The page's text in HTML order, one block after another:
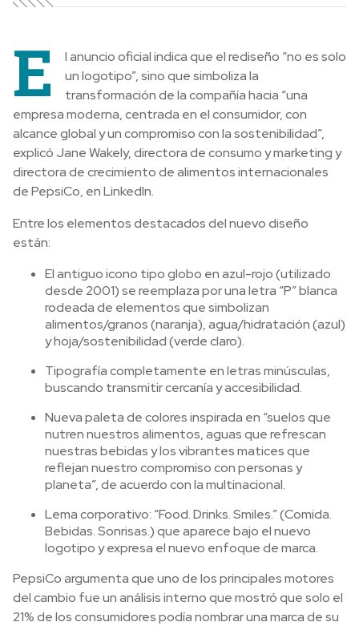
E
l anuncio oficial indica que el rediseño “no es solo
un logotipo”, sino que simboliza la
transformación de la compañía hacia “una
empresa moderna, centrada en el consumidor, con
alcance global y un compromiso con la sostenibilidad”,
explicó Jane Wakely, directora de consumo y marketing y
directora de crecimiento de alimentos internacionales
de PepsiCo, en LinkedIn.
Entre los elementos destacados del nuevo diseño
están:
El antiguo icono tipo globo en azul-rojo (utilizado
desde 2001) se reemplaza por una letra “P” blanca
rodeada de elementos que simbolizan
alimentos/granos (naranja), agua/hidratación (azul)
y hoja/sostenibilidad (verde claro).
Tipografía completamente en letras minúsculas,
buscando transmitir cercanía y accesibilidad.
Nueva paleta de colores inspirada en “suelos que
nutren nuestros alimentos, aguas que refrescan
nuestras bebidas y los vibrantes matices que
reflejan nuestro compromiso con personas y
planeta”, de acuerdo con la multinacional.
Lema corporativo: “Food. Drinks. Smiles.” (Comida.
Bebidas. Sonrisas.) que aparece bajo el nuevo
logotipo y expresa el nuevo enfoque de marca.
PepsiCo argumenta que uno de los principales motores
del cambio fue un análisis interno que mostró que solo el
21% de los consumidores podía nombrar una marca de su